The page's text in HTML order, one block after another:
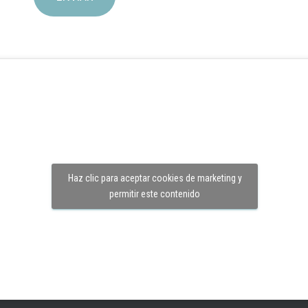
Haz clic para aceptar cookies de marketing y
permitir este contenido